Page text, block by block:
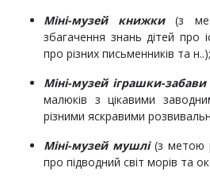
Міні-музей книжки(з
збагачення знань дітей про
про різних письменників та н..);
Міні-музей іграшки-забави
малюків з цікавими
різними яскравими
Міні-музей мушлі (з метою
про підводний світ морів та